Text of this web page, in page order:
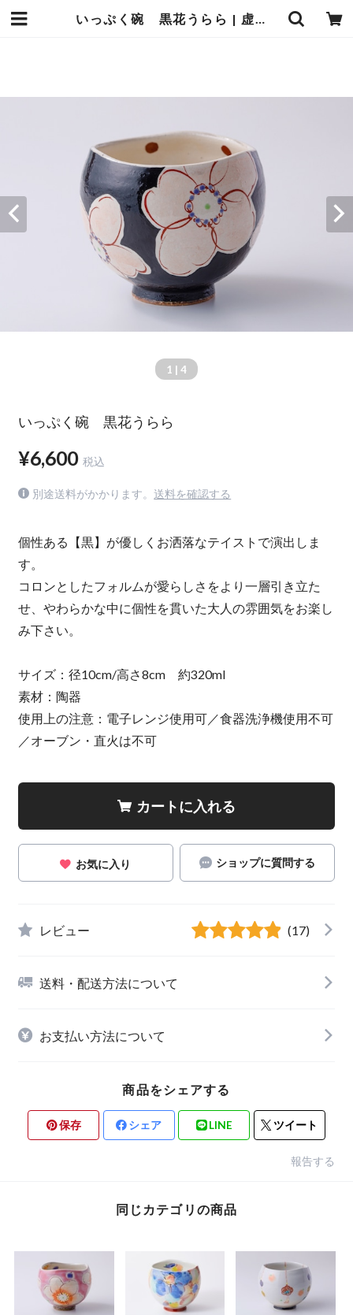
いっぷく碗 黒花うらら | 虚空蔵窯｜石川県能美市の九谷焼の窯元。九谷焼の製造販売（通販）を行っております。
1 | 4
いっぷく碗 黒花うらら
¥6,600 税込
別途送料がかかります。 送料を確認する
個性ある【黒】が優しくお洒落なテイストで演出しま
す。
コロンとしたフォルムが愛らしさをより一層引き立た
せ、やわらかな中に個性を貫いた大人の雰囲気をお楽し
み下さい。
サイズ：径10cm/高さ8cm 約320ml
素材：陶器
使用上の注意：電子レンジ使用可／食器洗浄機使用不可
／オーブン・直火は不可
カートに入れる
お気に入り ショップに質問する
レビュー (17)
送料・配送方法について
お支払い方法について
商品をシェアする
保存 シェア LINE ツイート
報告する
同じカテゴリの商品